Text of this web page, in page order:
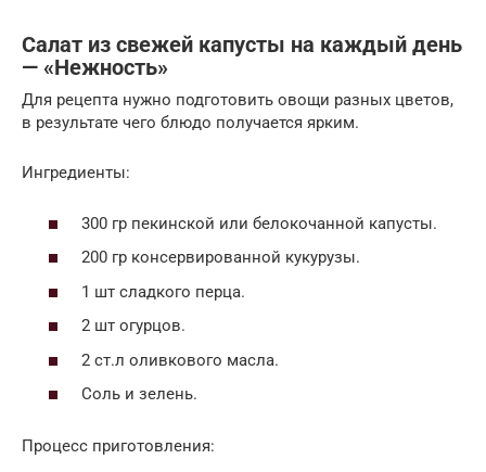
Салат из свежей капусты на каждый день
— «Нежность»
Для рецепта нужно подготовить овощи разных цветов,
в результате чего блюдо получается ярким.
Ингредиенты:
300 гр пекинской или белокочанной капусты.
200 гр консервированной кукурузы.
1 шт сладкого перца.
2 шт огурцов.
2 ст.л оливкового масла.
Соль и зелень.
Процесс приготовления: